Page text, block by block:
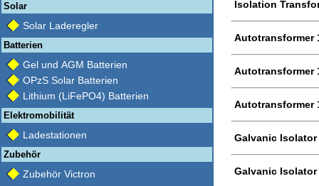
Solar
Solar Laderegler
Batterien
Gel und AGM Batterien
OPzS Solar Batterien
Lithium (LiFePO4) Batterien
Elektromobilität
Ladestationen
Zubehör
Zubehör Victron
Isolation
Autotransformer
Autotransformer
Autotransformer
Galvanic Isolator
Galvanic Isolator